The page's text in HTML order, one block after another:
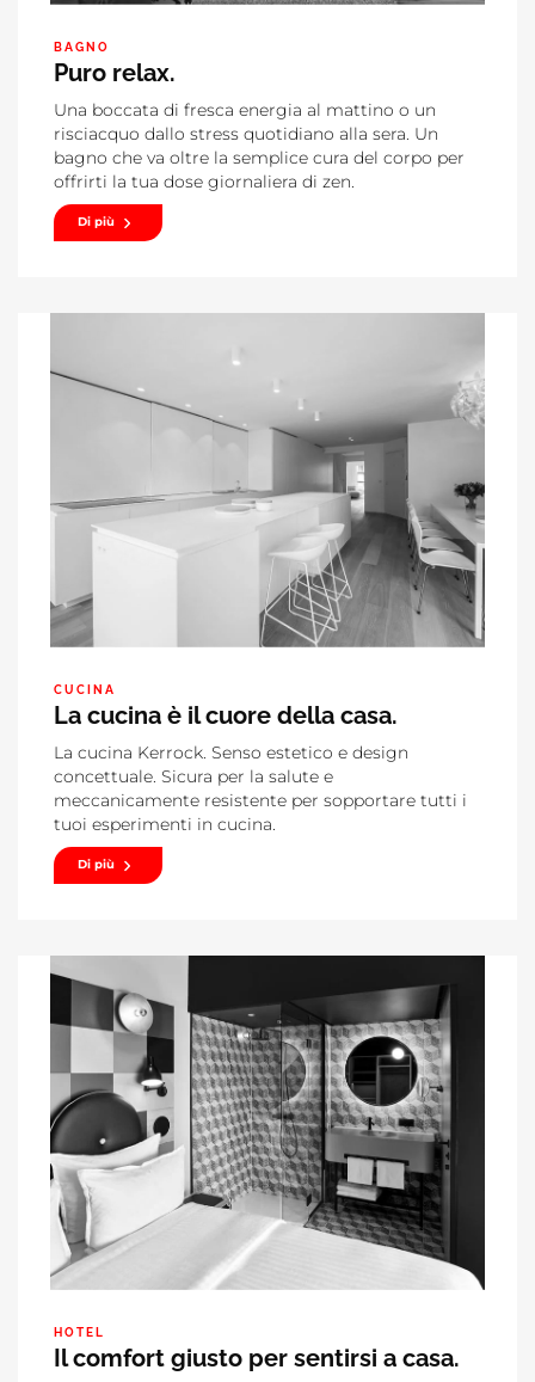
BAGNO
Puro relax.
Una boccata di fresca energia al mattino o un
risciacquo dallo stress quotidiano alla sera. Un
bagno che va oltre la semplice cura del corpo per
offrirti la tua dose giornaliera di zen.
Di più
CUCINA
La cucina è il cuore della casa.
La cucina Kerrock. Senso estetico e design
concettuale. Sicura per la salute e
meccanicamente resistente per sopportare tutti i
tuoi esperimenti in cucina.
Di più
HOTEL
Il comfort giusto per sentirsi a casa.